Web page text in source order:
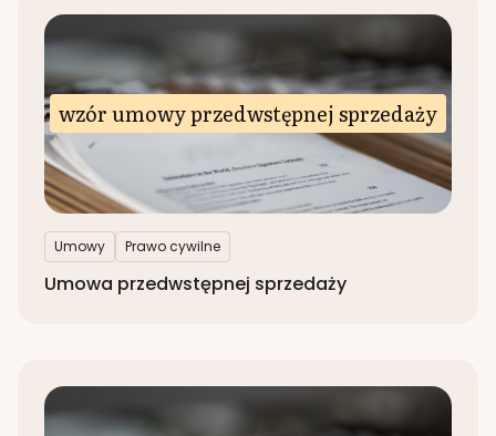
wzór umowy przedwstępnej sprzedaży
Umowy Prawo cywilne
Umowa przedwstępnej sprzedaży